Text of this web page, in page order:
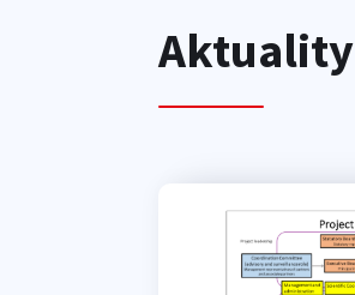
Aktuality